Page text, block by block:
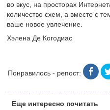
во вкус, на просторах
количество схем, а вместе с
ваше новое увлечение.
Хэлена Де Когодиас
Понравилось - репост:
Еще интересно почитать